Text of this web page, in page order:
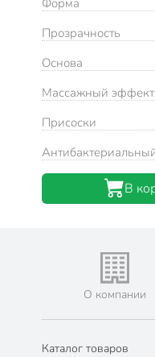
Прозрачность
Основа
Массажный эффект
Присоски
В
О компании
Каталог товаров